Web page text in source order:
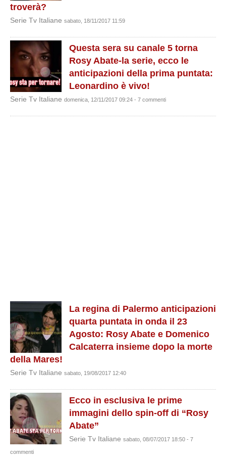
troverà?
Serie Tv Italiane sabato, 18/11/2017 11:59
Questa sera su canale 5 torna
Rosy Abate-la serie, ecco le
anticipazioni della prima puntata:
Leonardino è vivo!
Serie Tv Italiane domenica, 12/11/2017 09:24 - 7 commenti
La regina di Palermo anticipazioni
quarta puntata in onda il 23
Agosto: Rosy Abate e Domenico
Calcaterra insieme dopo la morte
della Mares!
Serie Tv Italiane sabato, 19/08/2017 12:40
Ecco in esclusiva le prime
immagini dello spin-off di “Rosy
Abate”
Serie Tv Italiane sabato, 08/07/2017 18:50 - 7
commenti